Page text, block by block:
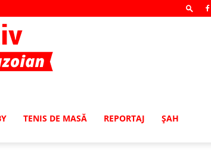
TENIS DE MASĂ REPORTAJ ŞAH